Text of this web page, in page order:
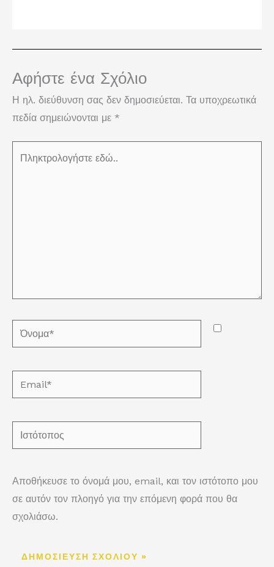
Αφήστε ένα Σχόλιο
Η ηλ. διεύθυνση σας δεν δημοσιεύεται. Τα υποχρεωτικά
πεδία σημειώνονται με *
Όνομα*
Email*
Ιστότοπος
Αποθήκευσε το όνομά μου, email, και τον ιστότοπο μου
σε αυτόν τον πλοηγό για την επόμενη φορά που θα
σχολιάσω.